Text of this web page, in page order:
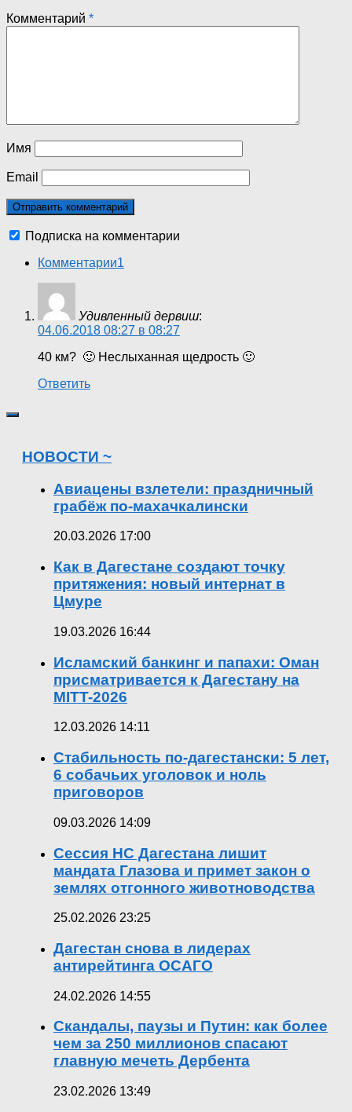
Комментарий *
Имя
Email
Подписка на комментарии
Комментарии1
Удивленный дервиш:
04.06.2018 08:27 в 08:27
40 км? 🙂 Неслыханная щедрость 🙂
Ответить
НОВОСТИ ~
Авиацены взлетели: праздничный
грабёж по-махачкалински
20.03.2026 17:00
Как в Дагестане создают точку
притяжения: новый интернат в
Цмуре
19.03.2026 16:44
Исламский банкинг и папахи: Оман
присматривается к Дагестану на
MITT-2026
12.03.2026 14:11
Стабильность по-дагестански: 5 лет,
6 собачьих уголовок и ноль
приговоров
09.03.2026 14:09
Сессия НС Дагестана лишит
мандата Глазова и примет закон о
землях отгонного животноводства
25.02.2026 23:25
Дагестан снова в лидерах
антирейтинга ОСАГО
24.02.2026 14:55
Скандалы, паузы и Путин: как более
чем за 250 миллионов спасают
главную мечеть Дербента
23.02.2026 13:49